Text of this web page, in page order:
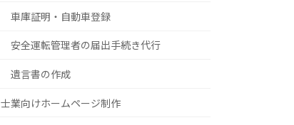
車庫証明・自動車登録
安全運転管理者の届出手続き代行
遺言書の作成
士業向けホームページ制作